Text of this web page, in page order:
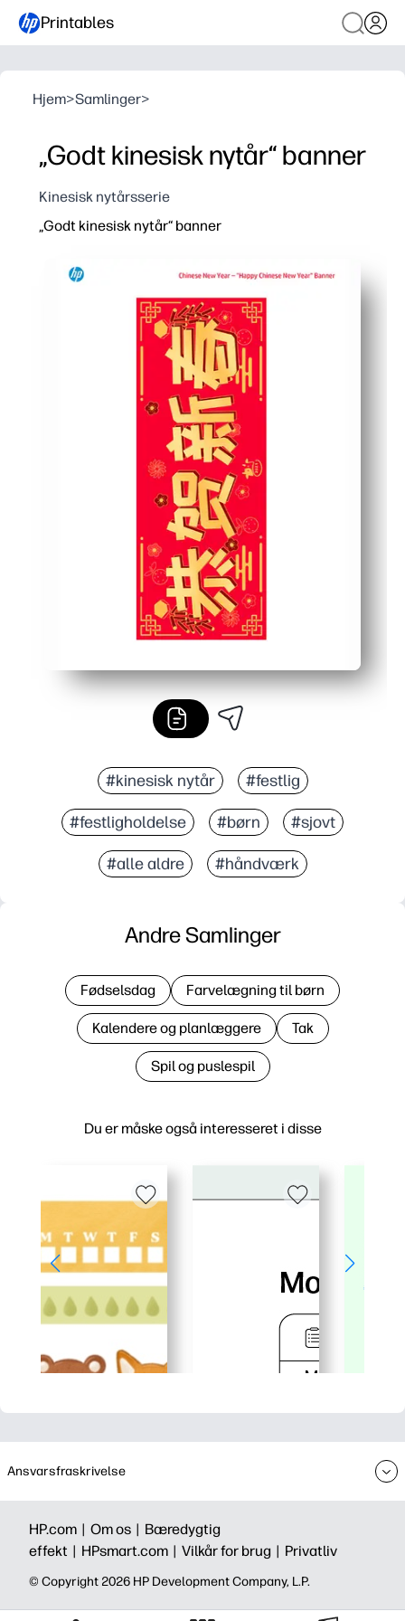
Printables
Hjem>Samlinger>
„Godt kinesisk nytår“ banner
Kinesisk nytårsserie
„Godt kinesisk nytår“ banner
#kinesisk nytår #festlig
#festligholdelse #børn #sjovt
#alle aldre #håndværk
Du er måske også interesseret i disse
Andre Samlinger
Fødselsdag Farvelægning til børn
Kalendere og planlæggere Tak
Spil og puslespil
Ansvarsfraskrivelse
HP.com | Om os | Bæredygtig
effekt | HPsmart.com | Vilkår for brug | Privatliv
©️ Copyright 2026 HP Development Company, L.P.